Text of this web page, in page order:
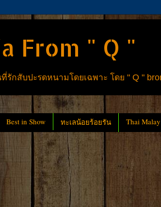
From " Q "
สับปะรดหนามโดยเฉพาะ โดย " Q "
Best in Show ทะเลน้อยร้อยรัน Thai